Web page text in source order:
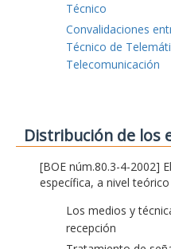
Técnico
Convalidaciones
Técnico de
Telecomunicación
Distribución de los
[BOE núm.80.3-4-2002]
específica, a nivel
Los medios y
recepción